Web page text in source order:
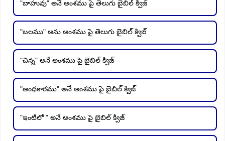
"బాహువు" అనే అంశము పై తెలుగు బైబిల్ క్విజ్
"బలము" అను అంశము పై తెలుగు బైబిల్ క్విజ్
"చిన్న" అనే అంశము పై బైబిల్ క్విజ్
"అంధకారము" అనే అంశము పై బైబిల్ క్విజ్
"ఇంటిలో " అనే అంశము పై బైబిల్ క్విజ్